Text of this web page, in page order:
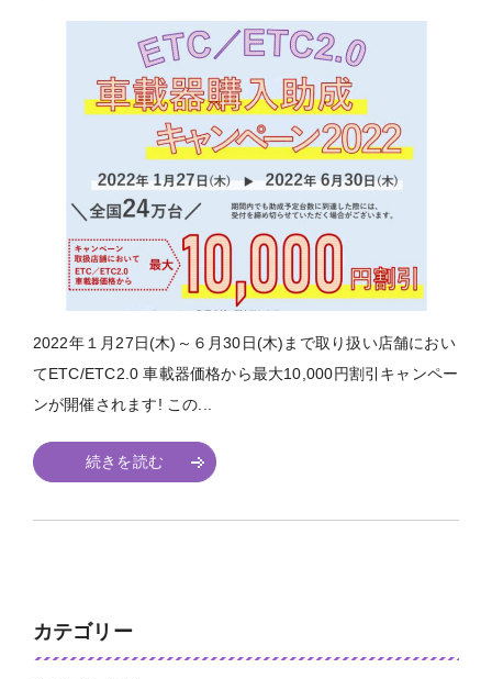
2022年１月27日(木)～６月30日(木)まで取り扱い店舗におい
てETC/ETC2.0 車載器価格から最大10,000円割引キャンペー
ンが開催されます! この...
続きを読む
カテゴリー